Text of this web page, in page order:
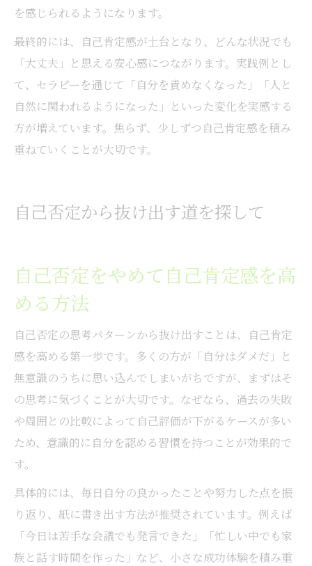
を感じられるようになります。
最終的には、自己肯定感が土台となり、どんな状況でも
「大丈夫」と思える安心感につながります。実践例とし
て、セラピーを通じて「自分を責めなくなった」「人と
自然に関われるようになった」といった変化を実感する
方が増えています。焦らず、少しずつ自己肯定感を積み
重ねていくことが大切です。
自己否定から抜け出す道を探して
自己否定をやめて自己肯定感を高
める方法
自己否定の思考パターンから抜け出すことは、自己肯定
感を高める第一歩です。多くの方が「自分はダメだ」と
無意識のうちに思い込んでしまいがちですが、まずはそ
の思考に気づくことが大切です。なぜなら、過去の失敗
や周囲との比較によって自己評価が下がるケースが多い
ため、意識的に自分を認める習慣を持つことが効果的で
す。
具体的には、毎日自分の良かったことや努力した点を振
り返り、紙に書き出す方法が推奨されています。例えば
「今日は苦手な会議でも発言できた」「忙しい中でも家
族と話す時間を作った」など、小さな成功体験を積み重